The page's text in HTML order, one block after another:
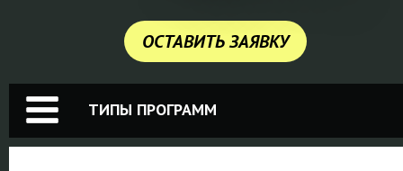
ОСТАВИТЬ ЗАЯВКУ
ТИПЫ ПРОГРАММ